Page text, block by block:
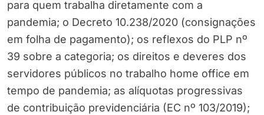
para quem trabalha diretamente com a
pandemia; o Decreto 10.238/2020 (consignações
em folha de pagamento); os reflexos do PLP nº
39 sobre a categoria; os direitos e deveres dos
servidores públicos no trabalho home office em
tempo de pandemia; as alíquotas progressivas
de contribuição previdenciária (EC nº 103/2019);